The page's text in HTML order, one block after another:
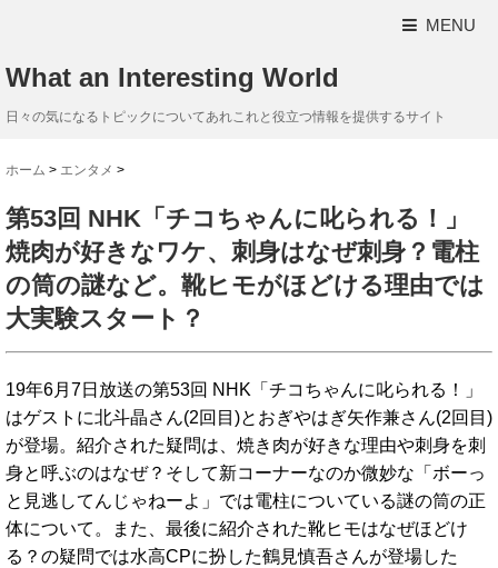
MENU
What an Interesting World
日々の気になるトピックについてあれこれと役立つ情報を提供するサイト
ホーム > エンタメ >
第53回 NHK「チコちゃんに叱られる！」
焼肉が好きなワケ、刺身はなぜ刺身？電柱
の筒の謎など。靴ヒモがほどける理由では
大実験スタート？
19年6月7日放送の第53回 NHK「チコちゃんに叱られる！」
はゲストに北斗晶さん(2回目)とおぎやはぎ矢作兼さん(2回目)
が登場。紹介された疑問は、焼き肉が好きな理由や刺身を刺
身と呼ぶのはなぜ？そして新コーナーなのか微妙な「ボーっ
と見逃してんじゃねーよ」では電柱についている謎の筒の正
体について。また、最後に紹介された靴ヒモはなぜほどけ
る？の疑問では水高CPに扮した鶴見慎吾さんが登場した